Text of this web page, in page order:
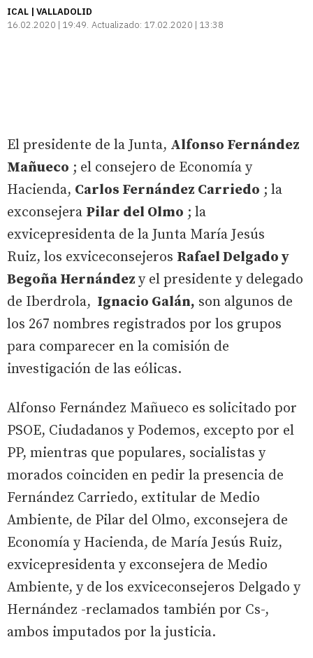
ICAL | VALLADOLID
16.02.2020 | 19:49 Actualizado: 17.02.2020 | 13:38
El presidente de la Junta, Alfonso Fernández
Mañueco ; el consejero de Economía y
Hacienda, Carlos Fernández Carriedo ; la
exconsejera Pilar del Olmo ; la
exvicepresidenta de la Junta María Jesús
Ruiz, los exviceconsejeros Rafael Delgado y
Begoña Hernández y el presidente y delegado
de Iberdrola, Ignacio Galán, son algunos de
los 267 nombres registrados por los grupos
para comparecer en la comisión de
investigación de las eólicas.
Alfonso Fernández Mañueco es solicitado por
PSOE, Ciudadanos y Podemos, excepto por el
PP, mientras que populares, socialistas y
morados coinciden en pedir la presencia de
Fernández Carriedo, extitular de Medio
Ambiente, de Pilar del Olmo, exconsejera de
Economía y Hacienda, de María Jesús Ruiz,
exvicepresidenta y exconsejera de Medio
Ambiente, y de los exviceconsejeros Delgado y
Hernández -reclamados también por Cs-,
ambos imputados por la justicia.